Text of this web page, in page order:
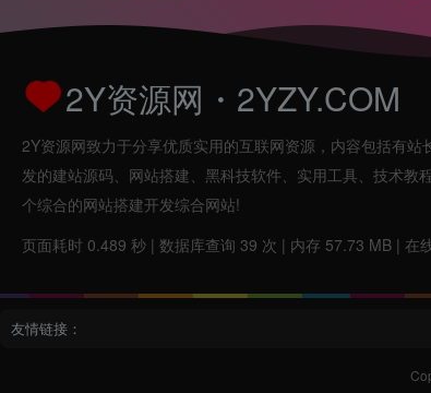
2Y资源网・2YZY.COM
2Y资源网致力于分享优质实用的互联网资源，内容包括有站
发的建站源码、网站搭建、黑科技软件、实用工具、技术教
个综合的网站搭建开发综合网站!
页面耗时 0.489 秒 | 数据库查询 39 次 | 内存 57.73 MB | 在
友情链接：